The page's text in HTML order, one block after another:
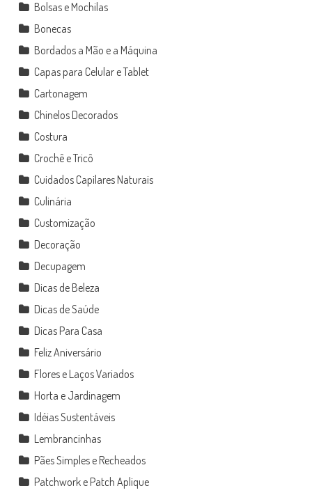
Bolsas e Mochilas
Bonecas
Bordados a Mão e a Máquina
Capas para Celular e Tablet
Cartonagem
Chinelos Decorados
Costura
Crochê e Tricô
Cuidados Capilares Naturais
Culinária
Customização
Decoração
Decupagem
Dicas de Beleza
Dicas de Saúde
Dicas Para Casa
Feliz Aniversário
Flores e Laços Variados
Horta e Jardinagem
Idéias Sustentáveis
Lembrancinhas
Pães Simples e Recheados
Patchwork e Patch Aplique